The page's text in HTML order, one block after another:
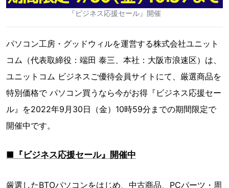
『ビジネス応援セール』開催
パソコン工房・グッドウィルを運営する株式会社ユニット
コム（代表取締役：端田 泰三、本社：大阪市浪速区）は、
ユニットコム ビジネスご優待会員サイトにて、厳選商品を
特別価格で パソコン買うなら今がお得『ビジネス応援セー
ル』を2022年9月30日（金）10時59分までの期間限定で
開催中です。
■『ビジネス応援セール』開催中
厳選したBTOパソコンをはじめ、中古商品、PCパーツ・周